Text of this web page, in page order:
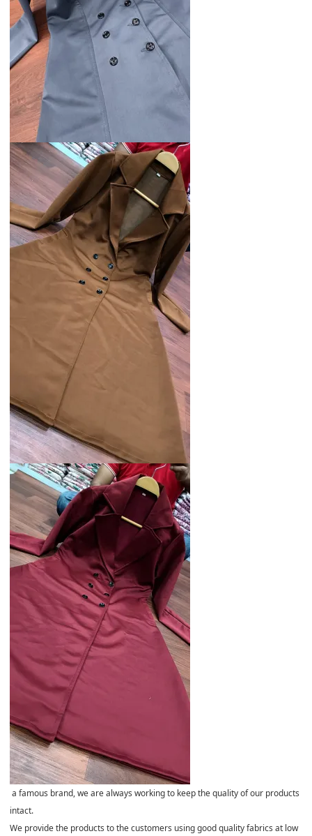
a famous brand, we are always working to keep the quality of our products
intact.
We provide the products to the customers using good quality fabrics at low